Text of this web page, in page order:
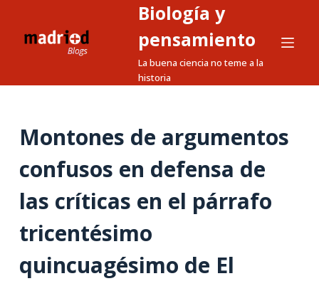
a
Biología y
pensamiento
La buena ciencia no teme a la
historia
Montones de argumentos
confusos en defensa de
las críticas en el párrafo
tricentésimo
quincuagésimo de El